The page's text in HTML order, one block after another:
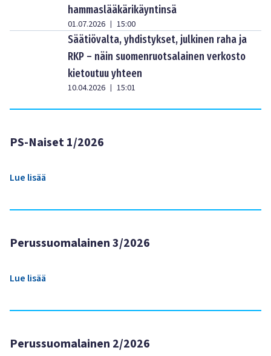
hammaslääkärikäyntinsä
01.07.2026 | 15:00
Säätiövalta, yhdistykset, julkinen raha ja
RKP – näin suomenruotsalainen verkosto
kietoutuu yhteen
10.04.2026 | 15:01
PS-Naiset 1/2026
Lue lisää
Perussuomalainen 3/2026
Lue lisää
Perussuomalainen 2/2026